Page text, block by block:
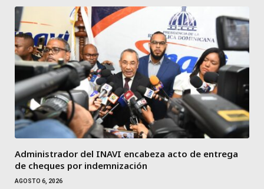
Administrador del INAVI encabeza acto de entrega
de cheques por indemnización
AGOSTO 6, 2026